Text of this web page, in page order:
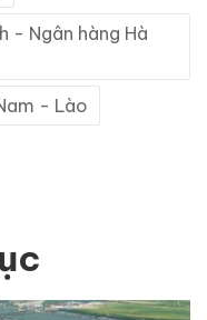
- Ngân hàng Hà
- Lào